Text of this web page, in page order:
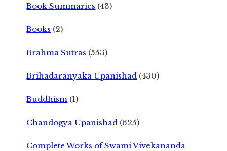
Book Summaries (43)
Books (2)
Brahma Sutras (553)
Brihadaranyaka Upanishad (430)
Buddhism (1)
Chandogya Upanishad (625)
Complete Works of Swami Vivekananda